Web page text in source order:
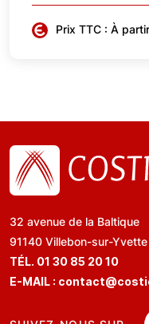
Prix TTC : À
32 avenue de la Baltique
91140 Villebon-sur-Yvette
TÉL. 01 30 85 20 10
E-MAIL :